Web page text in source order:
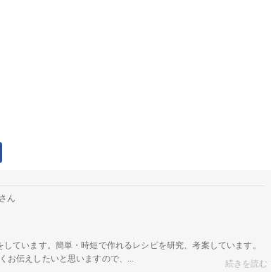
ん
ています。簡単・時短で作れるレシピを研究、考案しています。
お伝えしたいと思いますので、...